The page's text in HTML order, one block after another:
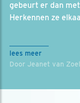
gebeurt er dan
Herkennen ze
lees meer
Door Jeanet van